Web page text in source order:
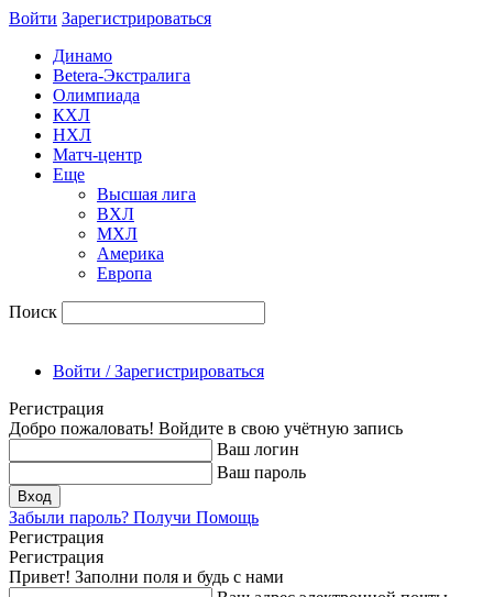
Войти Зарегиcтрироваться
Динамо
Betera-Экстралига
Олимпиада
КХЛ
НХЛ
Матч-центр
Еще
Высшая лига
ВХЛ
МХЛ
Америка
Европа
Поиск
Войти / Зарегистрироваться
Регистрация
Добро пожаловать! Войдите в свою учётную запись
Ваш логин
Ваш пароль
Забыли пароль? Получи Помощь
Регистрация
Регистрация
Привет! Заполни поля и будь с нами